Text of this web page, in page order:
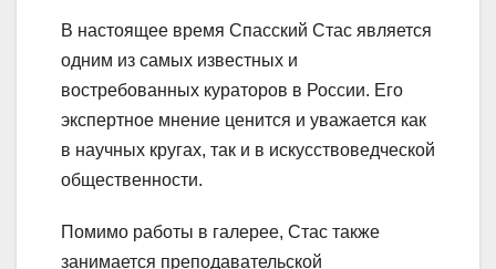
В настоящее время Спасский Стас является
одним из самых известных и
востребованных кураторов в России. Его
экспертное мнение ценится и уважается как
в научных кругах, так и в искусствоведческой
общественности.
Помимо работы в галерее, Стас также
занимается преподавательской